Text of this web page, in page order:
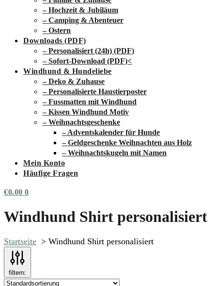
– Hochzeit & Jubiläum
– Camping & Abenteuer
– Ostern
Downloads (PDF)
– Personalisiert (24h) (PDF)
– Sofort-Download (PDF)<
Windhund & Hundeliebe
– Deko & Zuhause
– Personalisierte Haustierposter
– Fussmatten mit Windhund
– Kissen Windhund Motiv
– Weihnachtsgeschenke
– Adventskalender für Hunde
– Geldgeschenke Weihnachten aus Holz
– Weihnachtskugeln mit Namen
Mein Konto
Häufige Fragen
€0.00 0
Windhund Shirt personalisiert
Startseite Windhund Shirt personalisiert
filtern: